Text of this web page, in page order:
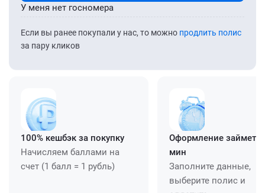
Если вы ранее покупали у нас, то можно продлить полис
за пару кликов
У меня нет госномера
100% кешбэк за покупку
Начисляем баллами на
счет (1 балл = 1 рубль)
Оформление займет
мин
Заполните данные,
выберите полис и